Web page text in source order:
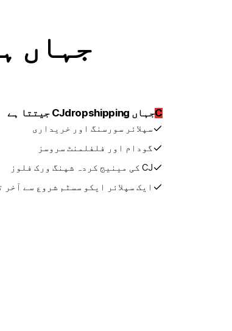
جہاں
Cجہاں CJdropshipping جیتتا ہے
سپلائر سورسنگ اور خریداری
گودام اور فلفلمنٹ سروسز
CJ کی مینیج کردہ شپنگ ورک فلوز
ایک سپلائر ایکو سسٹم شروع سے آخر